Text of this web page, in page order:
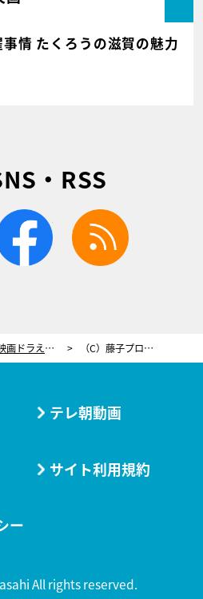
情 たくろうの滋賀の魅力
・RSS
facebook
「映画ドラえもん」新作公開記念！20時間特番 世界に1枚の超貴重プレゼントも （C）藤子プロ・小学館・テレビ朝日・シンエイ・ＡＤＫ 2019
テレ朝動画
サイト利用規約
ー
All rights reserved.